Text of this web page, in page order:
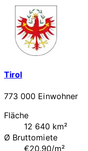
Tirol
773 000 Einwohner
Fläche
12 640 km²
Ø Bruttomiete
€20.90/m²